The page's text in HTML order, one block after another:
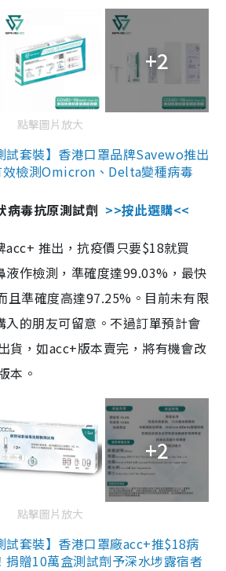
+2
點擊圖片放大
試套裝】香港口罩品牌Savewo推出
檢測Omicron、Delta變種病毒
毒抗原測試劑 >>按此選購<<
acc+ 推出，抗疫價只要$18就買
液作檢測，準確度達99.03%，最快
且準確度高達97.25%。目前未有限
入的朋友可留意。不過訂單預計會
貨，如acc+版本賣完，將有機會改
本。
+2
點擊圖片放大
試套裝】香港口罩廠acc+推$18病
捐贈10萬盒測試劑予深水埗露宿者